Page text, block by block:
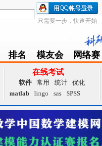
只需要一步，快速开始
排名
Ranklist
模友会
Club
网络赛
TZMCM
在线考试
软件 常用 统计
优化
matlab
lingo sas SPSS